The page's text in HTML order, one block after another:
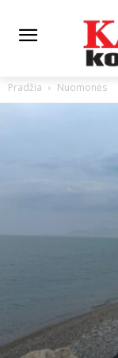
Pradžia Nuomonės